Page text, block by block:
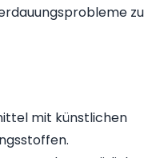
zu
mit künstlichen